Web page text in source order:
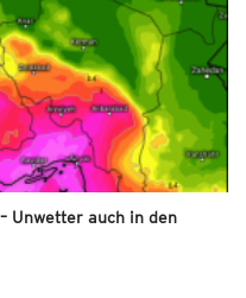
Unwetter auch in den